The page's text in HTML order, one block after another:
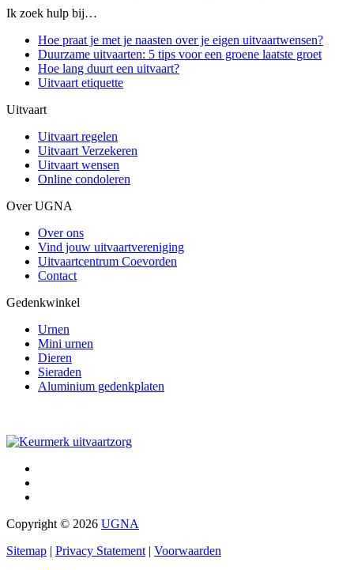
Ik zoek hulp bij…
Hoe praat je met je naasten over je eigen uitvaartwensen?
Duurzame uitvaarten: 5 tips voor een groene laatste groet
Hoe lang duurt een uitvaart?
Uitvaart etiquette
Uitvaart
Uitvaart regelen
Uitvaart Verzekeren
Uitvaart wensen
Online condoleren
Over UGNA
Over ons
Vind jouw uitvaartvereniging
Uitvaartcentrum Coevorden
Contact
Gedenkwinkel
Urnen
Mini urnen
Dieren
Sieraden
Aluminium gedenkplaten
Copyright © 2026 UGNA
Sitemap | Privacy Statement | Voorwaarden